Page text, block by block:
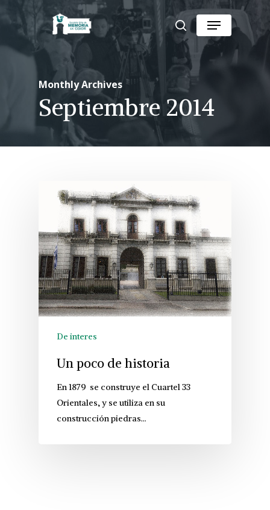
content
search
Menu
Monthly Archives
Septiembre 2014
De interes
Un poco de historia
En 1879 se construye el Cuartel 33
Orientales, y se utiliza en su
construcción piedras…
Close